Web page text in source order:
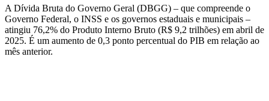
A Dívida Bruta do Governo Geral (DBGG) – que compreende o
Governo Federal, o INSS e os governos estaduais e municipais –
atingiu 76,2% do Produto Interno Bruto (R$ 9,2 trilhões) em abril de
2025. É um aumento de 0,3 ponto percentual do PIB em relação ao
mês anterior.